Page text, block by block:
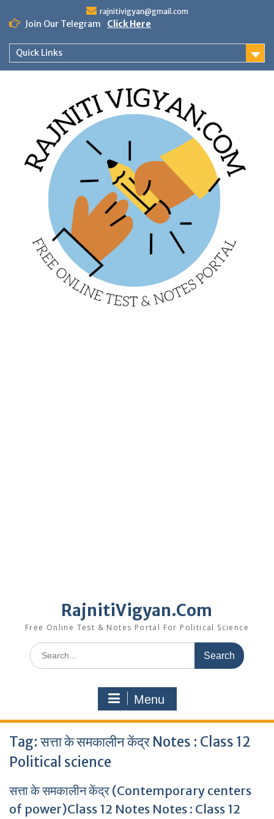
content
rajnitivigyan@gmail.com
Join Our Telegram Click Here
Quick Links
RajnitiVigyan.Com
Free Online Test & Notes Portal For Political Science
Search
for:
Menu
Tag:सत्ता के समकालीन केंद्र Notes : Class 12
Political science
सत्ता के समकालीन केंद्र (Contemporary centers
of power)Class 12 Notes Notes : Class 12